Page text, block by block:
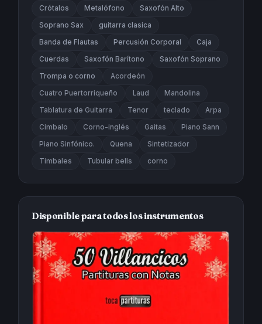
Crótalos Metalófono Saxofón Alto
Soprano Sax guitarra clasica
Banda de Flautas Percusión Corporal Caja
Cuerdas Saxofón Barítono Saxofón Soprano
Trompa o corno Acordeón
Cuatro Puertorriqueño Laud Mandolina
Tablatura de Guitarra Tenor teclado Arpa
Cimbalo Corno-inglés Gaitas Piano Sann
Piano Sinfónico. Quena Sintetizador
Timbales Tubular bells corno
Disponible para todos los instrumentos